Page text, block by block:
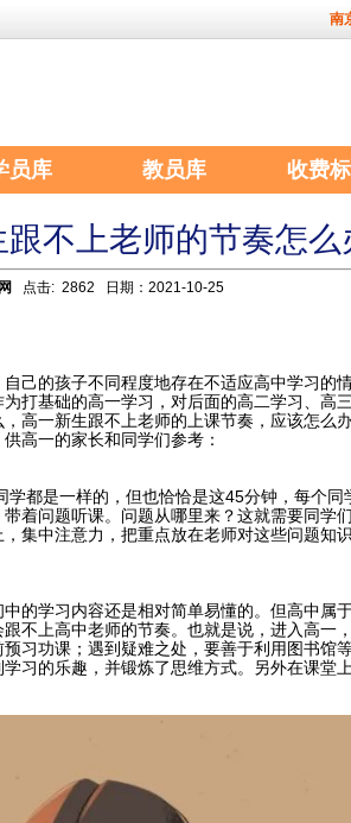
南
员库 教员库 收费
不上老师的节奏怎么
点击: 2862 日期：2021-10-25
己的孩子不同程度地存在不适应高中学习的
打基础的高一学习，对后面的高二学习、高
高一新生跟不上老师的上课节奏，应该怎么
高一的家长和同学们参考：
都是一样的，但也恰恰是这45分钟，每个
着问题听课。问题从哪里来？这就需要同学
集中注意力，把重点放在老师对这些问题知
的学习内容还是相对简单易懂的。但高中属
不上高中老师的节奏。也就是说，进入高一
习功课；遇到疑难之处，要善于利用图书馆
习的乐趣，并锻炼了思维方式。另外在课堂